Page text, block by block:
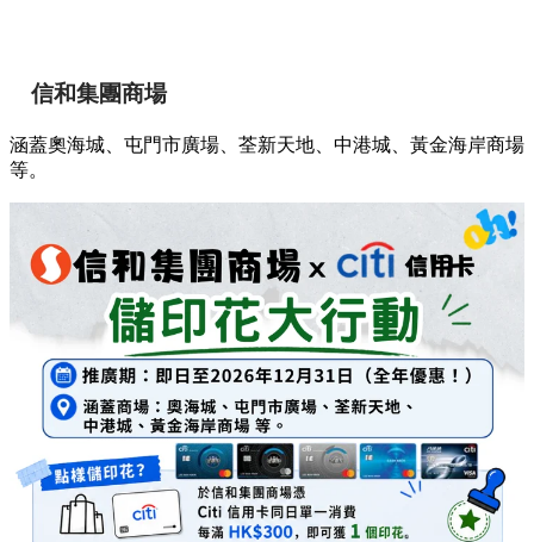
信和集團商場
涵蓋奧海城、屯門市廣場、荃新天地、中港城、黃金海岸商場
等。